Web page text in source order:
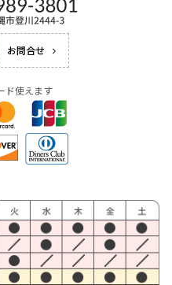
お問合せ
ド使えます